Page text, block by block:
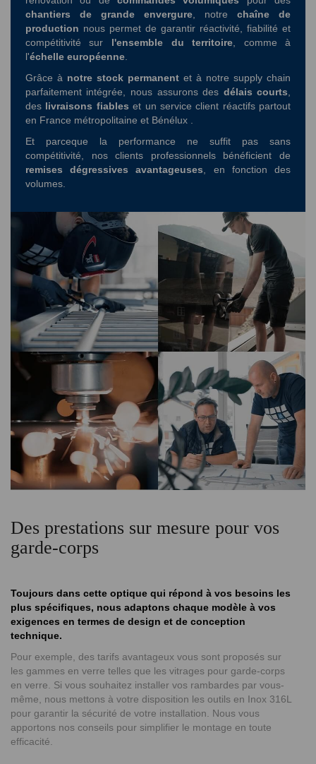
chantiers de grande envergure , notrechaîne de
production nous permet de garantir réactivité, fiabilité et
compétitivité sur l'ensemble du territoire , comme à
l'échelle européenne.
Grâce à notre stock permanent et à notre supply chain
parfaitement intégrée, nous assurons des délais courts
deslivraisons fiables et un service client réactifs partout
en France métropolitaine et Bénélux .
Et parceque la performance ne suffit pas sans
compétitivité, nos clients professionnels bénéficient de
remises dégressives avantageuses , en fonction des
volumes.
Des prestations sur mesure pour vos
garde-corps
Toujours dans cette optique qui répond à vos besoins les
plus spécifiques, nous adaptons chaque modèle à vos
exigences en termes de design et de conception
technique.
Pour exemple, des tarifs avantageux vous sont proposés sur
les gammes en verre telles que les vitrages pour garde-corps
en verre. Si vous souhaitez installer vos rambardes par vous-
même, nous mettons à votre disposition les outils en Inox 316L
pour garantir la sécurité de votre installation. Nous vous
apportons nos conseils pour simplifier le montage en toute
efficacité.